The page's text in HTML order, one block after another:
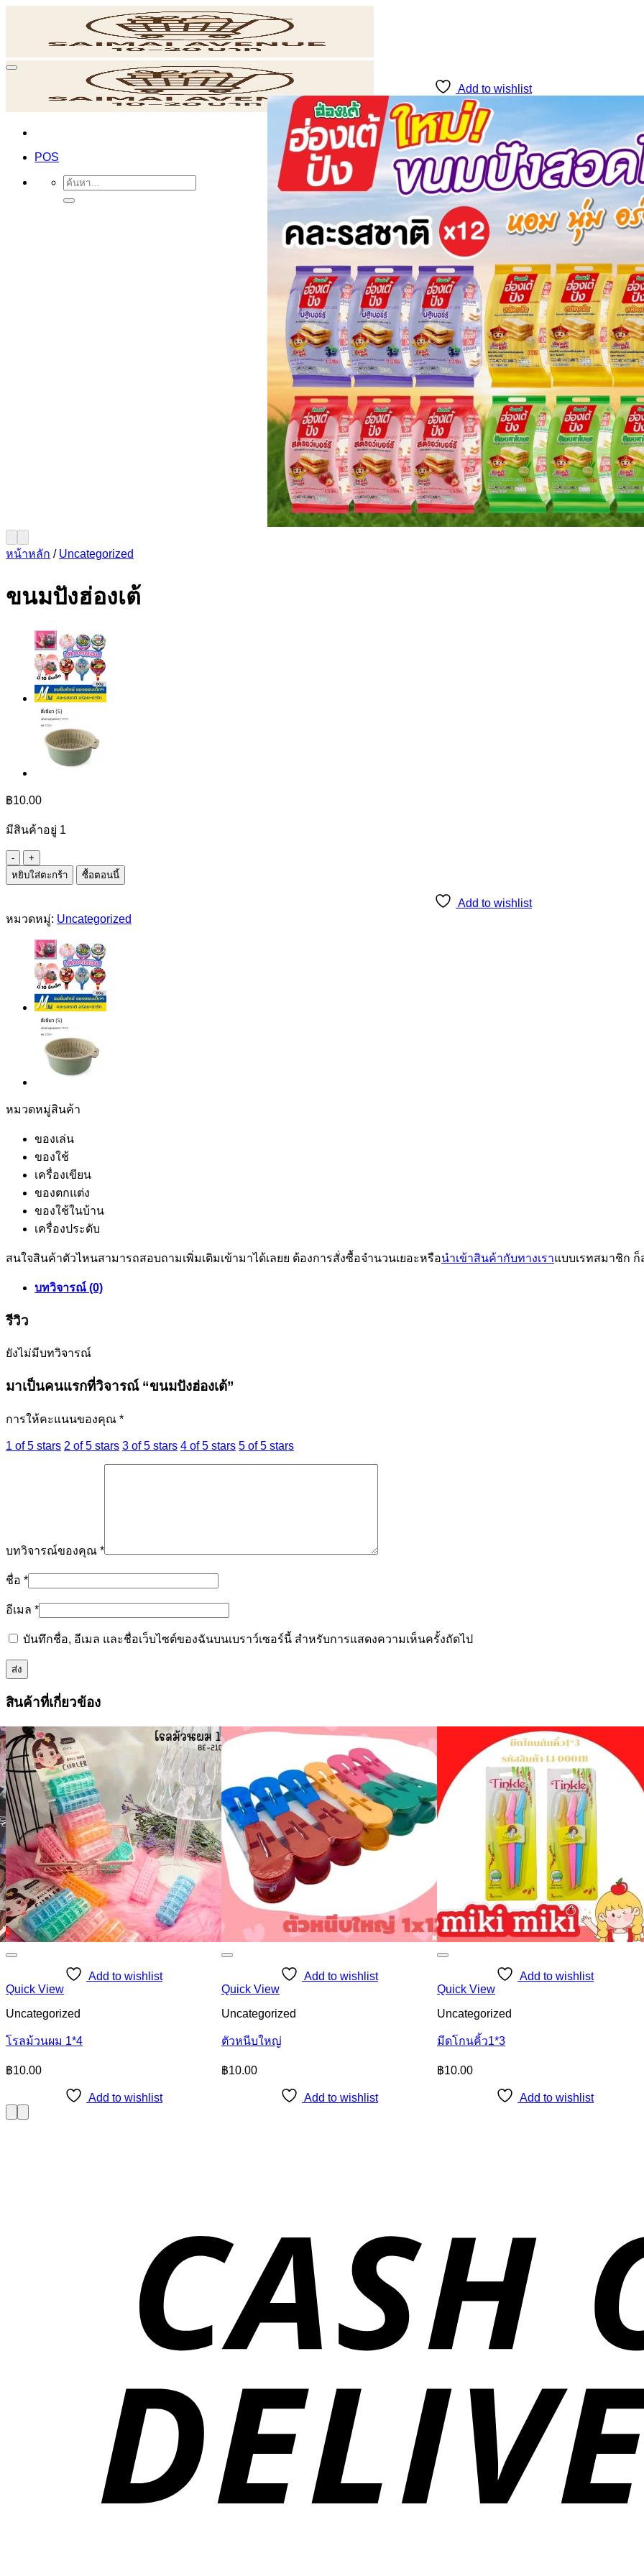
เนื้อหา
POS
ค้นหา:
Add to wishlist
หน้าหลัก / Uncategorized
ขนมปังฮ่องเต้
฿10.00
มีสินค้าอยู่ 1
จำนวน
ขนมปัง
หยิบใส่ตะกร้า ซื้อตอนนี้
Add to wishlist
หมวดหมู่: Uncategorized
หมวดหมู่สินค้า
ของเล่น
ของใช้
เครื่องเขียน
ของตกแต่ง
ของใช้ในบ้าน
เครื่องประดับ
สนใจสินค้าตัวไหนสามารถสอบถามเพิ่มเติมเข้ามาได้เลยย ต้องการสั่งซื้อจำนวนเยอะหรือนำเข้าสินค้ากับทางเราแบบเรทสมาชิก ก็
บทวิจารณ์ (0)
รีวิว
ยังไม่มีบทวิจารณ์
มาเป็นคนแรกที่วิจารณ์ “ขนมปังฮ่องเต้”
การให้คะแนนของคุณ *
1 of 5 stars 2 of 5 stars 3 of 5 stars 4 of 5 stars 5 of 5 stars
บทวิจารณ์ของคุณ *
ชื่อ *
อีเมล *
บันทึกชื่อ, อีเมล และชื่อเว็บไซต์ของฉันบนเบราว์เซอร์นี้ สำหรับการแสดงความเห็นครั้งถัดไป
สินค้าที่เกี่ยวข้อง
Add to wishlist
Quick View
Uncategorized
โรลม้วนผม 1*4
฿10.00
Add to wishlist
Add to wishlist
Quick View
Uncategorized
ตัวหนีบใหญ่
฿10.00
Add to wishlist
Add to wishlist
Quick View
Uncategorized
มีดโกนคิ้ว1*3
฿10.00
Add to wishlist